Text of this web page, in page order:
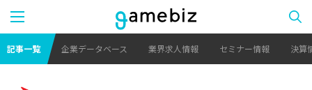
記事一覧 企業データベース 業界求人情報 セミナー情報 決算